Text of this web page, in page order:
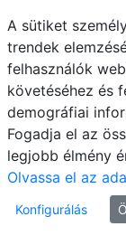
A sütiket
trendek
felhasználók
követéséhez és
demográfiai
Fogadja el az
legjobb élmény
Olvassa el az
Konfigurálás